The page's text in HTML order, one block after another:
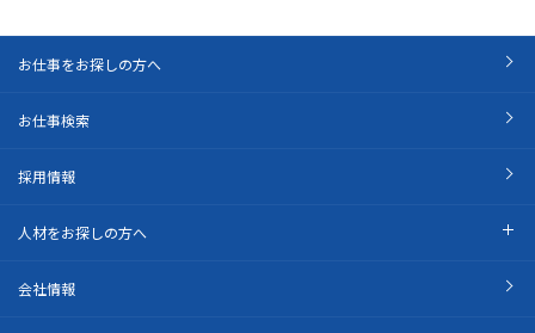
お仕事をお探しの方へ
お仕事検索
採用情報
人材をお探しの方へ
会社情報